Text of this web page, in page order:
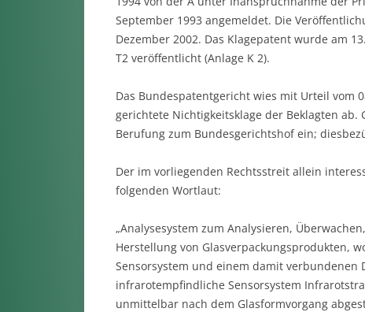
September 1993 angemeldet. Die
Dezember 2002. Das Klagepatent wurde am
T2 veröffentlicht (Anlage K 2).
Das Bundespatentgericht wies mit Urteil vom
gerichtete Nichtigkeitsklage der Beklagten
Berufung zum Bundesgerichtshof ein;
Der im vorliegenden Rechtsstreit allein
folgenden Wortlaut:
„Analysesystem zum Analysieren,
Herstellung von Glasverpackungsprodukten,
Sensorsystem und einem damit verbundenen
infrarotempfindliche Sensorsystem
unmittelbar nach dem Glasformvorgang